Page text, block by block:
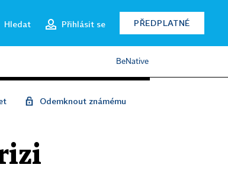
Hledat Přihlásit se PŘEDPLATNÉ
BeNative
Odemknout známému